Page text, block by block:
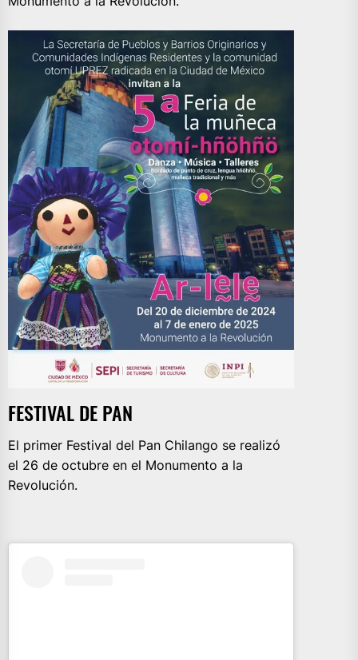
FESTIVAL DE PAN
El primer Festival del Pan Chilango se realizó
el 26 de octubre en el Monumento a la
Revolución.